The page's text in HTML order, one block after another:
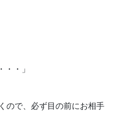
・・」
ので、必ず目の前にお相手